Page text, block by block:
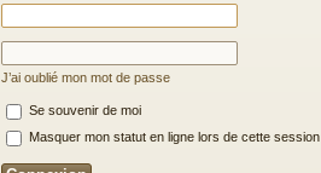
J’ai oublié mon mot de passe
Se souvenir de moi
Masquer mon statut en ligne lors de cette session